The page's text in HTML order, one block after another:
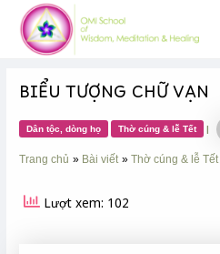
content
BIỂU TƯỢNG CHỮ VẠN
Dân tộc, dòng họ Thờ cúng & lễ Tết |
Trang chủ Bài viết Thờ cúng & lễ Tết
Lượt xem: 102
Post
navigation
CHUYÊN
MỤC: